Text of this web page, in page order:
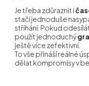
Je třeba zdůraznit i
stačí jednoduše
stříhání. Pokud
použít jednoduchý
ještě více zefektivní.
To vše přináší reálné
dělat kompromisy v